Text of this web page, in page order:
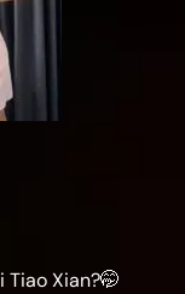
Xian?🤭